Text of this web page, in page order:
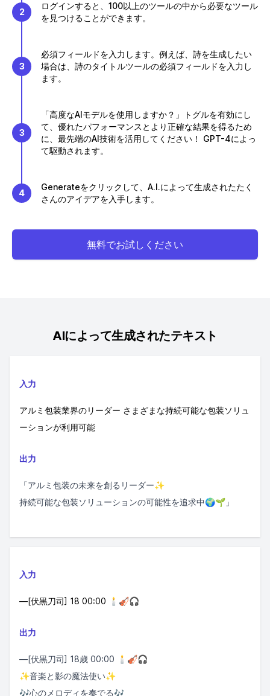
2
ログインすると、100以上のツールの中から必要なツール
を見つけることができます。
3
必須フィールドを入力します。例えば、詩を生成したい
場合は、詩のタイトルツールの必須フィールドを入力し
ます。
3
「高度なAIモデルを使用しますか？」トグルを有効にし
て、優れたパフォーマンスとより正確な結果を得るため
に、最先端のAI技術を活用してください！ GPT-4によっ
て駆動されます。
4
Generateをクリックして、A.I.によって生成されたたく
さんのアイデアを入手します。
無料でお試しください
AIによって生成されたテキスト
入力
アルミ包装業界のリーダー さまざまな持続可能な包装ソリュ
ーションが利用可能
出力
「アルミ包装の未来を創るリーダー✨
持続可能な包装ソリューションの可能性を追求中🌍🌱」
入力
—[伏黒刀司] 18 00:00 🕯️🎻🎧
出力
—[伏黒刀司] 18歳 00:00 🕯️🎻🎧
✨音楽と影の魔法使い✨
🎶心のメロディを奏でる🎶